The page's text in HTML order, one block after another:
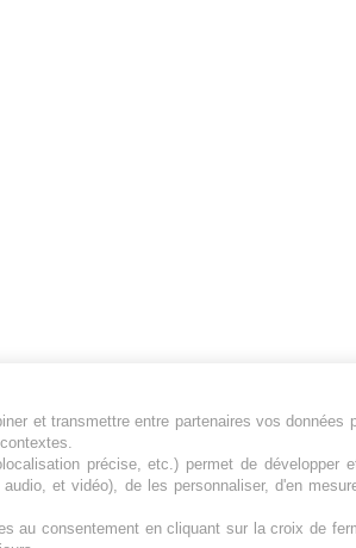
Suivez-nous
et transmettre entre partenaires vos données
précise, etc.) permet de développer
et vidéo), de les personnaliser, d'en
au consentement en cliquant sur la croix de